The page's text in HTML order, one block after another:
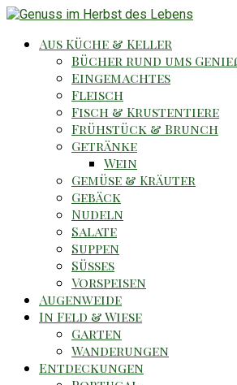
Aus Küche & Keller
Bücher rund ums
Eingemachtes
Fleisch
Fisch & Krustentiere
Frühstück & Brunch
Getränke
Wein
Gemüse & Kräuter
Gebäck
Nudeln
Salate
Suppen
Süsses
Vorspeisen
Augenweide
In Feld & Wiese
Garten
Wanderungen
Entdeckungen